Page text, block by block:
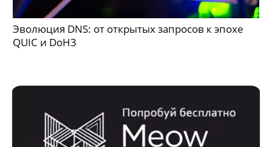
Эволюция DNS: от открытых запросов к эпохе
QUIC и DoH3